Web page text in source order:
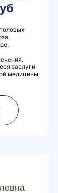
заслуги
медицины